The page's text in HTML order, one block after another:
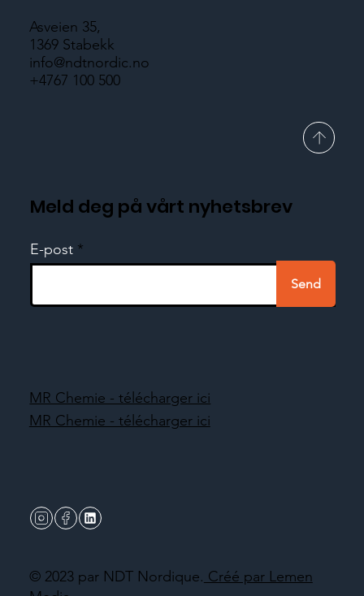
Asveien 35,
1369 Stabekk
info@ndtnordic.no
+4767 100 500
Meld deg på vårt nyhetsbrev
E-post
Send
© 2023 par NDT Nordique. Créé par Lemen
MR Chemie - télécharger ici
MR Chemie - télécharger ici